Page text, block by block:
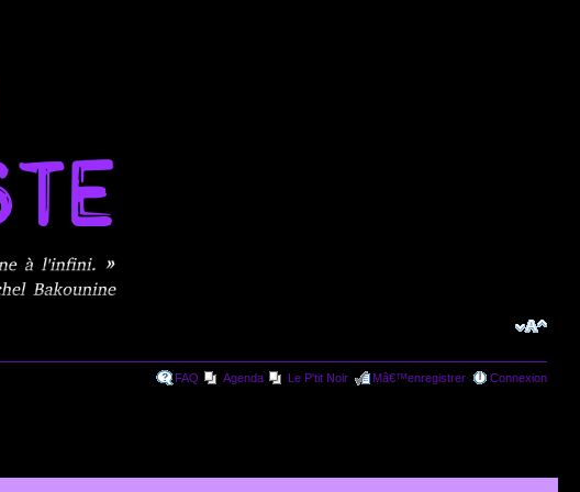
FAQ Agenda Le P'tit Noir Mâ€™enregistrer Connexion